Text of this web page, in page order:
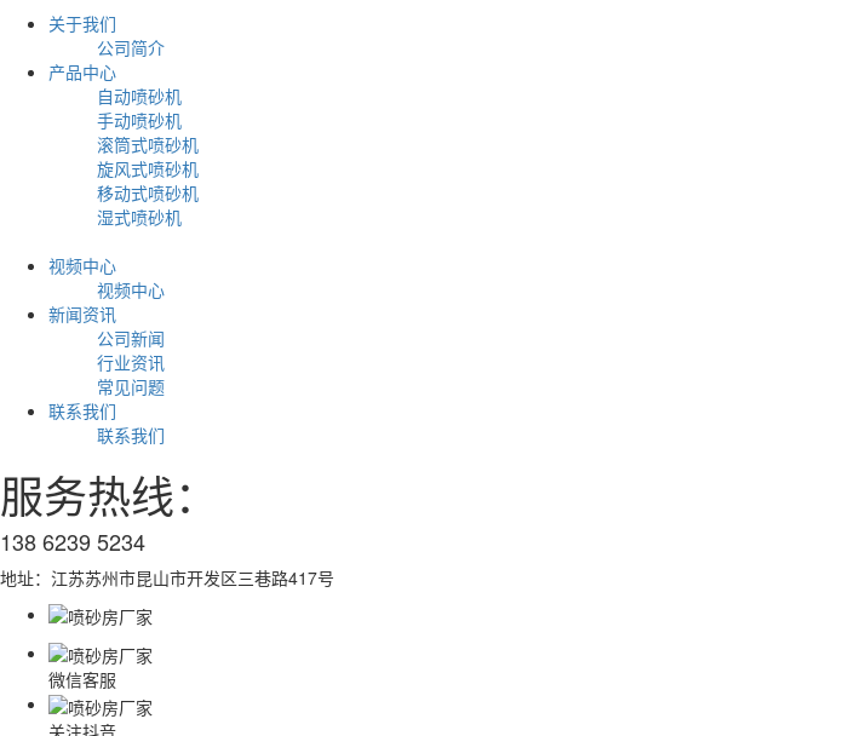
关于我们
公司简介
产品中心
自动喷砂机
手动喷砂机
滚筒式喷砂机
旋风式喷砂机
移动式喷砂机
湿式喷砂机
视频中心
视频中心
新闻资讯
公司新闻
行业资讯
常见问题
联系我们
联系我们
服务热线：
138 6239 5234
地址：江苏苏州市昆山市开发区三巷路417号
微信客服
关注抖音